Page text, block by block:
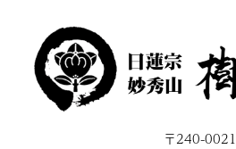
〒240-0021